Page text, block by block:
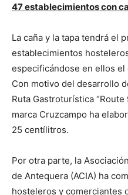
47 establecimientos con
La caña y la tapa tendrá el
establecimientos
especificándose en ellos
Con motivo del desarrollo
Ruta Gastroturística
marca Cruzcampo ha
25 centílitros.
Por otra parte, la
de Antequera (ACIA) ha
hosteleros y comerciantes